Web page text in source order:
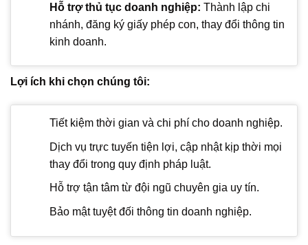
Hỗ trợ thủ tục doanh nghiệp: Thành lập chi
nhánh, đăng ký giấy phép con, thay đổi thông tin
kinh doanh.
Lợi ích khi chọn chúng tôi:
Tiết kiệm thời gian và chi phí cho doanh nghiệp.
Dịch vụ trực tuyến tiện lợi, cập nhật kịp thời mọi
thay đổi trong quy định pháp luật.
Hỗ trợ tận tâm từ đội ngũ chuyên gia uy tín.
Bảo mật tuyệt đối thông tin doanh nghiệp.